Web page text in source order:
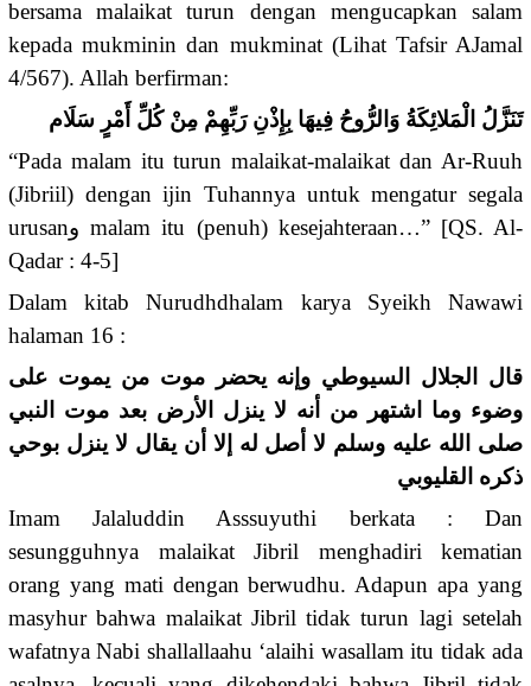
bersama malaikat turun dengan mengucapkan salam
kepada mukminin dan mukminat (Lihat Tafsir AJamal
4/567). Allah berfirman:
تَنَزَّلُ الْمَلائِكَةُ وَالرُّوحُ فِيهَا بِإِذْنِ رَبِّهِمْ مِنْ كُلِّ أَمْرٍ سَلَام
“Pada malam itu turun malaikat-malaikat dan Ar-Ruuh
(Jibriil) dengan ijin Tuhannya untuk mengatur segala
urusanو malam itu (penuh) kesejahteraan…” [QS. Al-
Qadar : 4-5]
Dalam kitab Nurudhdhalam karya Syeikh Nawawi
halaman 16 :
قال الجلال السيوطي وإنه يحضر موت من يموت على
وضوء وما اشتهر من أنه لا ينزل الأرض بعد موت النبي
صلى الله عليه وسلم لا أصل له إلا أن يقال لا ينزل بوحي
ذكره القليوبي
Imam Jalaluddin Asssuyuthi berkata : Dan
sesungguhnya malaikat Jibril menghadiri kematian
orang yang mati dengan berwudhu. Adapun apa yang
masyhur bahwa malaikat Jibril tidak turun lagi setelah
wafatnya Nabi shallallaahu ‘alaihi wasallam itu tidak ada